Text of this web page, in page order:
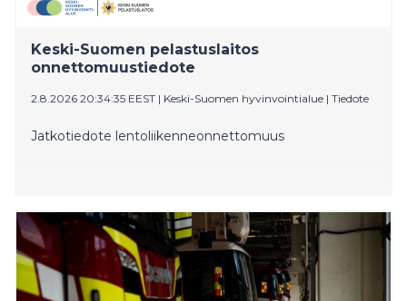
varmistettiin dronella. Pelastustoimelle ei tehtävää.
Keski-Suomen pelastuslaitos
onnettomuustiedote
2.8.2026 20:34:35 EEST | Keski-Suomen hyvinvointialue | Tiedote
Jatkotiedote lentoliikenneonnettomuus